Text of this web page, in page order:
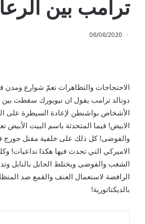
ترامب بين
06/06/2020
الاحتجاجات والتظاهرات تعمّ شوارع ومدن
دونالد ترامب يقول ان نيويورك سقطت بين
الأشخاص بواشنطن لإعادة السيطرة على
الابيض! فيما المتحدثة باسم البيت
والفوضى! كل ذلك على خلفية مقتل جورج
الاميركي التي تحدث فيها هكذا تداعيات!
الشغب والفوضى ويختلط الحابل بالنابل
الرافضة لاستعمال العنف والقمع ضد
بالديكتاتورية!